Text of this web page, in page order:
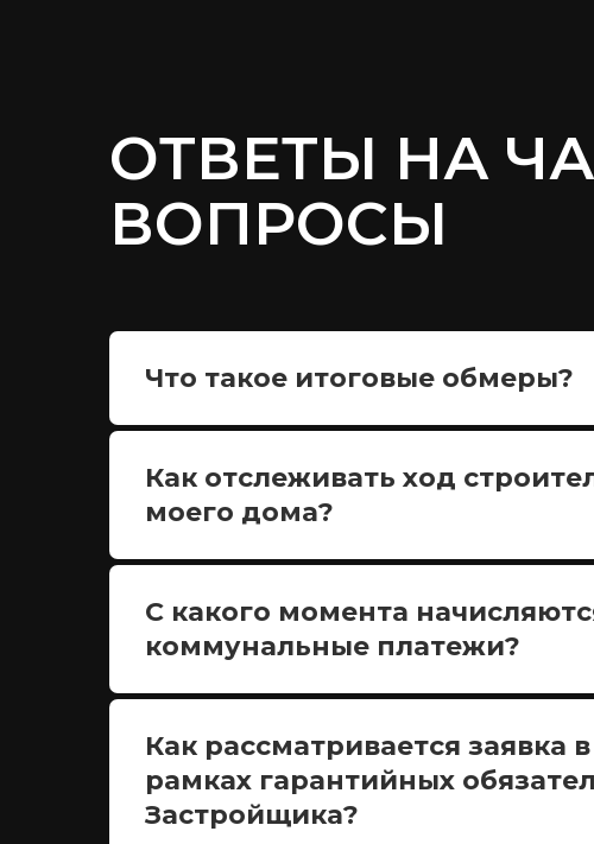
ОТВЕТЫ НА
ВОПРОСЫ
Что такое итоговые обмеры?
Как отслеживать ход
моего дома?
С какого момента
коммунальные платежи?
Как рассматривается заявка в
рамках гарантийных
Застройщика?